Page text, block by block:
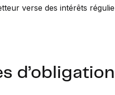
verse des intérêts